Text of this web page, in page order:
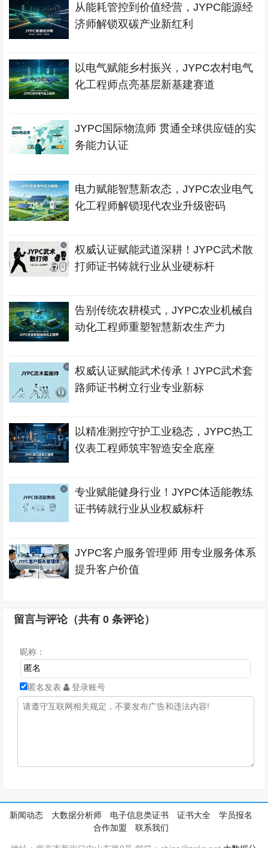
从能耗管控到价值经营，JYPC能源经
济师解锁双碳产业新红利
以电气赋能乡村振兴，JYPC农村电气
化工程师点亮基层新基建赛道
JYPC国际物流师 贯通全球供应链的实
务能力认证
电力赋能智慧新农态，JYPC农业电气
化工程师解锁现代农业升级密码
权威认证赋能武道深耕！JYPC武术散
打师证书铸就行业从业硬标杆
告别传统农耕模式，JYPC农业机械自
动化工程师重塑智慧新农生产力
权威认证赋能武术传承！JYPC武术套
路师证书树立行业专业新标
以精准测控守护工业稳态，JYPC热工
仪表工程师筑牢智造安全底座
专业赋能健身行业！JYPC体适能教练
证书铸就行业从业权威标杆
JYPC客户服务管理师 用专业服务体系
提升客户价值
留言与评论（共有0 条评论）
昵称：
匿名发表 登录账号
新闻动态 大数据分析师 电子信息类证书 证书大全
学员报名
合作加盟
联系我们